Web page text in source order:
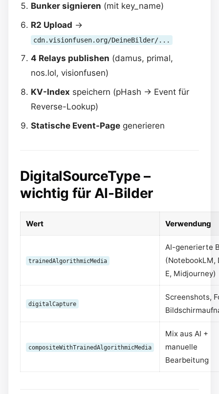
Bunker signieren (mit key_name)
R2 Upload →
cdn.visionfusen.org/DeineBilder/...
4 Relays publishen (damus, primal,
nos.lol, visionfusen)
KV-Index speichern (pHash → Event für
Reverse-Lookup)
Statische Event-Page generieren
DigitalSourceType –
wichtig für AI-Bilder
Wert Verwendung
trainedAlgorithmicMedia
AI-generierte
(NotebookLM,
E, Midjourney)
digitalCapture
Screenshots,
compositeWithTrainedAlgorithmicMedia
Mix aus AI +
manuelle
Bearbeitung